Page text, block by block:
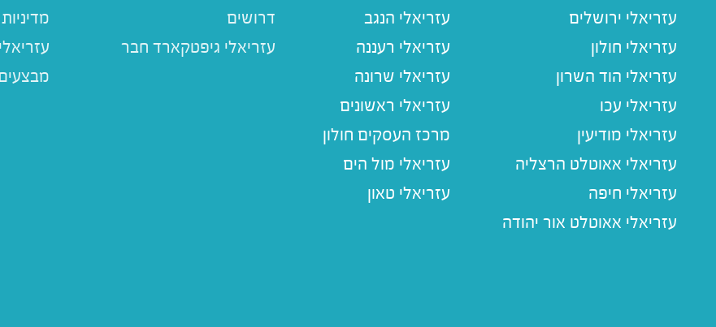
עזריאלי ירושלים
עזריאלי חולון
עזריאלי הוד השרון
עזריאלי עכו
עזריאלי מודיעין
עזריאלי אאוטלט הרצליה
עזריאלי חיפה
עזריאלי אאוטלט אור יהודה
עזריאלי הנגב
עזריאלי רעננה
עזריאלי שרונה
עזריאלי ראשונים
מרכז העסקים חולון
עזריאלי מול הים
עזריאלי טאון
דרושים